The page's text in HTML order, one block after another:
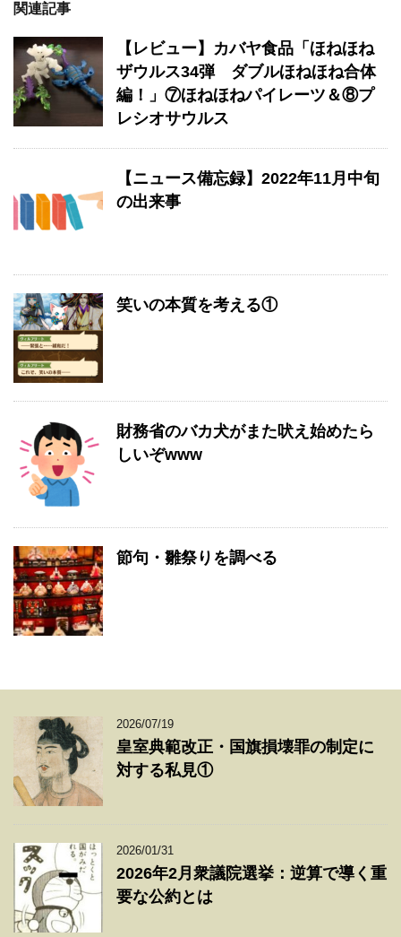
関連記事
【レビュー】カバヤ食品「ほねほね
ザウルス34弾 ダブルほねほね合体
編！」⑦ほねほねパイレーツ＆⑧プ
レシオサウルス
【ニュース備忘録】2022年11月中旬
の出来事
笑いの本質を考える①
財務省のバカ犬がまた吠え始めたら
しいぞwww
節句・雛祭りを調べる
2026/07/19
皇室典範改正・国旗損壊罪の制定に
対する私見①
2026/01/31
2026年2月衆議院選挙：逆算で導く重
要な公約とは